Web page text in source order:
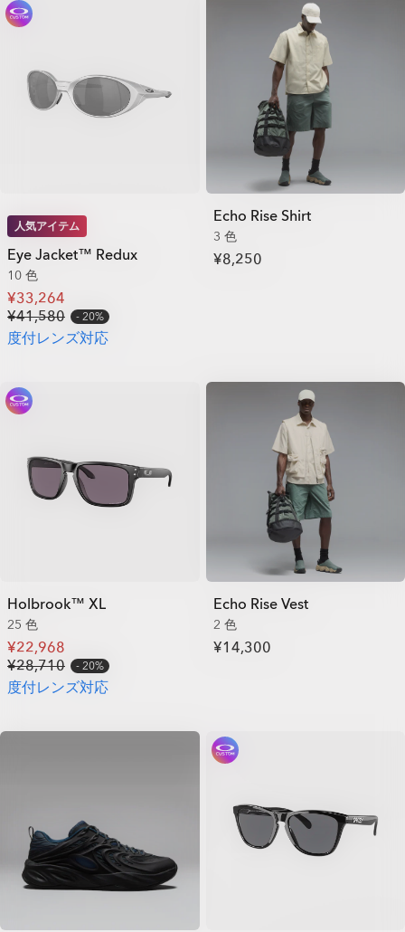
人気アイテム
Eye Jacket™ Redux
10 色
¥33,264
¥41,580
20%
度付レンズ対応
Echo Rise Shirt
3 色
¥8,250
Holbrook™ XL
25 色
¥22,968
¥28,710
20%
度付レンズ対応
Echo Rise Vest
2 色
¥14,300